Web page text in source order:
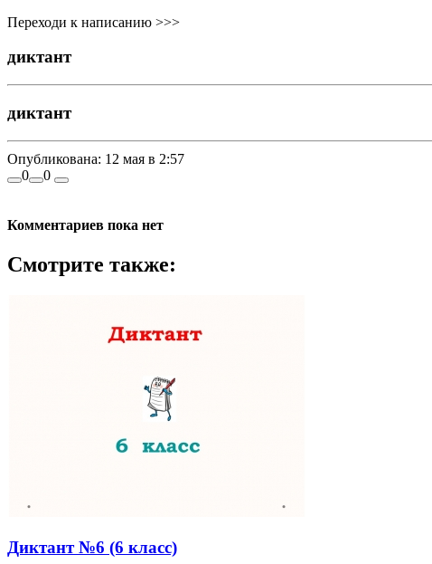
Переходи к написанию >>>
диктант
диктант
Опубликована: 12 мая в 2:57
0
0
Комментариев пока нет
Смотрите также:
Диктант №6 (6 класс)